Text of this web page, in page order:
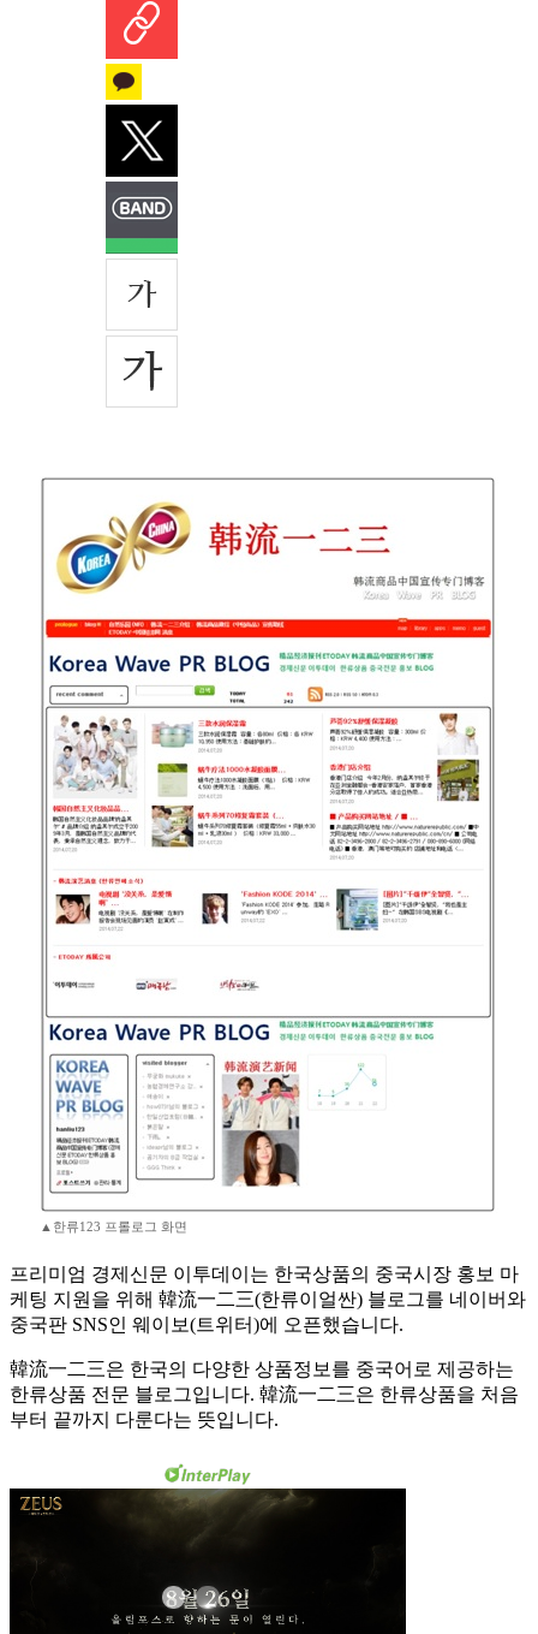
▲한류123 프롤로그 화면
프리미엄 경제신문 이투데이는 한국상품의 중국시장 홍보 마
케팅 지원을 위해 韓流一二三(한류이얼싼) 블로그를 네이버와
중국판 SNS인 웨이보(트위터)에 오픈했습니다.
韓流一二三은 한국의 다양한 상품정보를 중국어로 제공하는
한류상품 전문 블로그입니다. 韓流一二三은 한류상품을 처음
부터 끝까지 다룬다는 뜻입니다.